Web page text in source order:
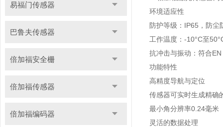
易福门传感器
巴鲁夫传感器
倍加福安全栅
倍加福传感器
倍加福编码器
环境适应性
防护等级：IP65，防尘
工作温度：-10°C至
抗冲击与振动：符合
功能特性
高精度导航与定位
传感器可实时生成精确
最小角分辨率0.24毫米
灵活的数据处理